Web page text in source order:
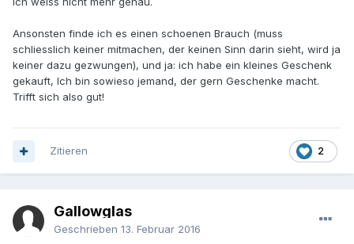
Ansonsten finde ich es einen schoenen Brauch (muss
schliesslich keiner mitmachen, der keinen Sinn darin sieht, wird ja
keiner dazu gezwungen), und ja: ich habe ein kleines Geschenk
gekauft, Ich bin sowieso jemand, der gern Geschenke macht.
Trifft sich also gut!
2
Zitieren
Gallowglas
Geschrieben 13. Februar 2016